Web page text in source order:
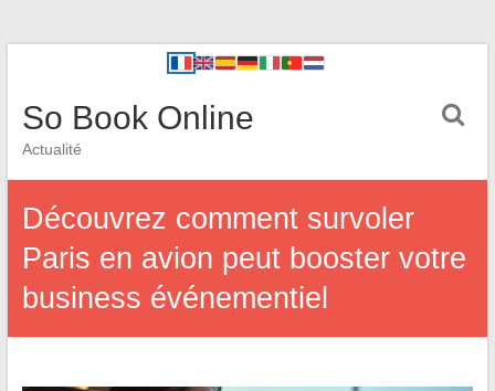
So Book Online
Actualité
Découvrez comment survoler
Paris en avion peut booster votre
business événementiel